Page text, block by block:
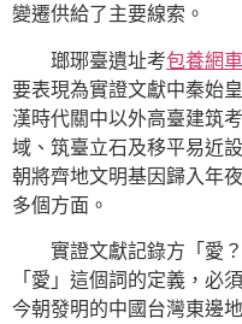
變遷供給了主要線索。
瑯琊臺遺址考包養網
要表現為實證文獻中秦始
漢時代關中以外高臺建筑
域、筑臺立石及移平易近
朝將齊地文明基因歸入年
多個方面。
實證文獻記錄方「愛
「愛」這個詞的定義，必
今朝發明的中國台灣東邊